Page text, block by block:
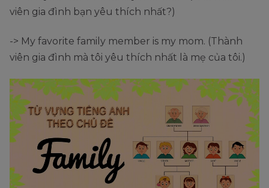
viên gia đình bạn yêu thích nhất?)
-> My favorite family member is my mom. (Thành
viên gia đình mà tôi yêu thích nhất là mẹ của tôi.)